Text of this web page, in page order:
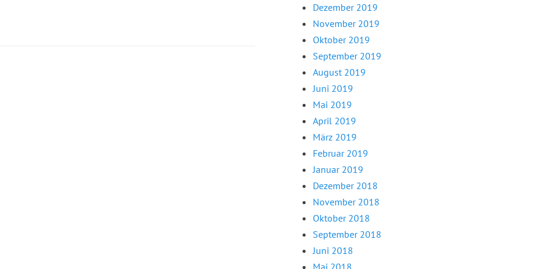
Dezember 2019
November 2019
Oktober 2019
September 2019
August 2019
Juni 2019
Mai 2019
April 2019
März 2019
Februar 2019
Januar 2019
Dezember 2018
November 2018
Oktober 2018
September 2018
Juni 2018